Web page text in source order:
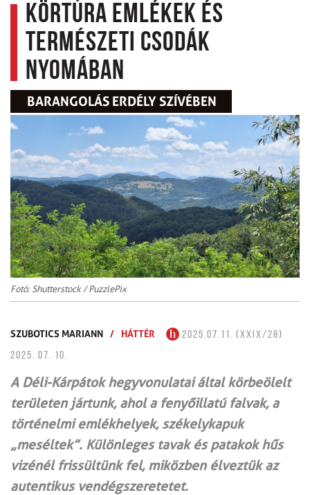
Körtúra emlékek és
természeti csodák
nyomában
BARANGOLÁS ERDÉLY SZÍVÉBEN
Fotó: Shutterstock / PuzzlePix
SZUBOTICS MARIANN / HÁTTÉR
2025.07.11. (XXIX/28)
2025. 07. 10.
A Déli-Kárpátok hegyvonulatai által körbeölelt
területen jártunk, ahol a fenyőillatú falvak, a
történelmi emlékhelyek, székelykapuk
„meséltek”. Különleges tavak és patakok hűs
vizénél frissültünk fel, miközben élveztük az
autentikus vendégszeretetet.